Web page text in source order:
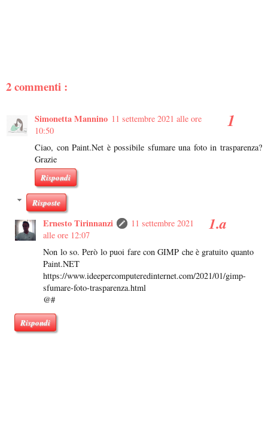
2 commenti :
Simonetta Mannino 11 settembre 2021 alle ore
10:50
Ciao, con Paint.Net è possibile sfumare una foto in trasparenza?
Grazie
Rispondi
Risposte
Ernesto Tirinnanzi
11 settembre 2021
alle ore 12:07
Non lo so. Però lo puoi fare con GIMP che è gratuito quanto
Paint.NET
https://www.ideepercomputeredinternet.com/2021/01/gimp-
sfumare-foto-trasparenza.html
@#
Rispondi